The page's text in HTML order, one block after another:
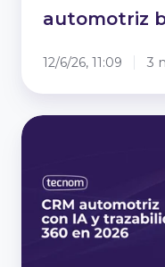
automotriz
12/6/26, 11:09 3
CRM
trazabilidad